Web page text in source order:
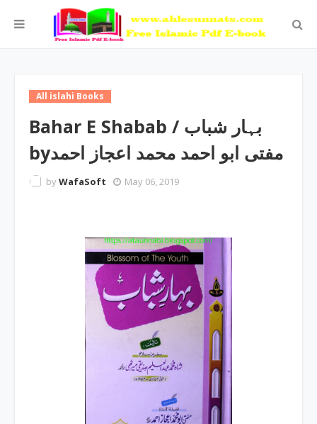
All islahi Books
Bahar E Shabab / بہار شباب
byمفتی ابو احمد محمد اعجاز احمد
byWafaSoft May 06, 2019